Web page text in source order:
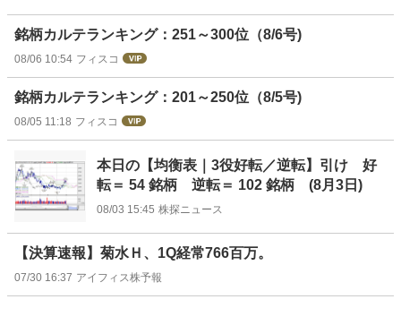
銘柄カルテランキング：251～300位（8/6号)
08/06 10:54 フィスコ
銘柄カルテランキング：201～250位（8/5号)
08/05 11:18 フィスコ
本日の【均衡表｜3役好転／逆転】引け 好
転＝ 54 銘柄 逆転＝ 102 銘柄 (8月3日)
08/03 15:45 株探ニュース
【決算速報】菊水Ｈ、1Q経常766百万。
07/30 16:37 アイフィス株予報